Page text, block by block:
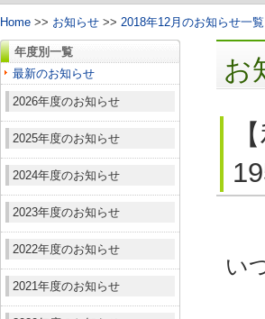
Home >> お知らせ >> 2018年12月のお知らせ一覧
年度別一覧
最新のお知らせ
2026年度のお知らせ
2025年度のお知らせ
2024年度のお知らせ
2023年度のお知らせ
2022年度のお知らせ
2021年度のお知らせ
お
い